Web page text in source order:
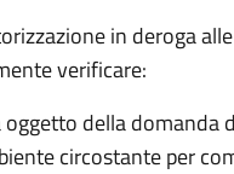
in deroga
verificare:
della domanda
circostante per